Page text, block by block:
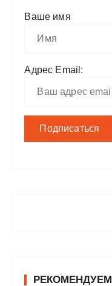
Ваше имя
Адрес Email:
РЕКОМЕНДУЕМ